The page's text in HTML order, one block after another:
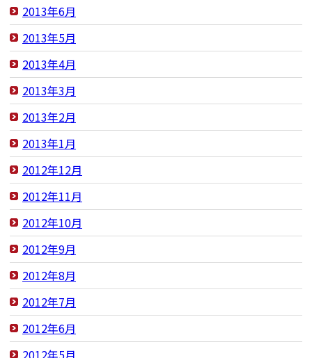
2013年6月
2013年5月
2013年4月
2013年3月
2013年2月
2013年1月
2012年12月
2012年11月
2012年10月
2012年9月
2012年8月
2012年7月
2012年6月
2012年5月